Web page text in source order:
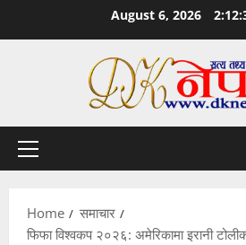
August 6, 2026
Primary
Home
समाचार
फिफा विश्वकप २०२६: अमेरिकामा इरानी